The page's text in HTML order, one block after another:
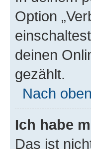
Option
deinen
gezählt.
Nach oben
Ich habe
Das ist